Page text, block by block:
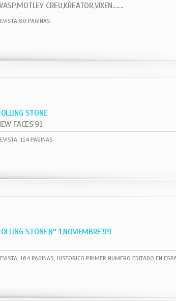
CREU,KREATOR,VIXEN........
PAGINAS
STONE
FACES`91
114 PAGINAS
STONE,Nº 1,NOVIEMBRE`99
164 PAGINAS, HISTORICO PRIMER NUMERO EDITADO EN